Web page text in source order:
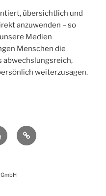
übersichtlich und
anzuwenden – so
Medien
Menschen die
abwechslungsreich,
weiterzusagen.
Website/Shop